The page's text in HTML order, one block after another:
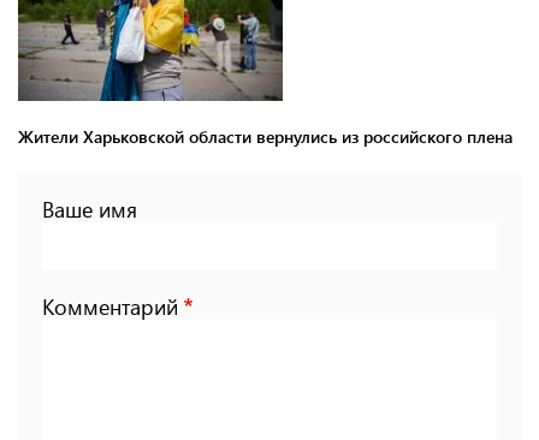
Жители Харьковской области вернулись из российского плена
Ваше имя
Комментарий